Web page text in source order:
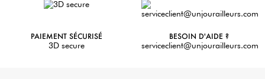
PAIEMENT SÉCURISÉ
3D secure
BESOIN D'AIDE ?
serviceclient@unjourailleurs.com